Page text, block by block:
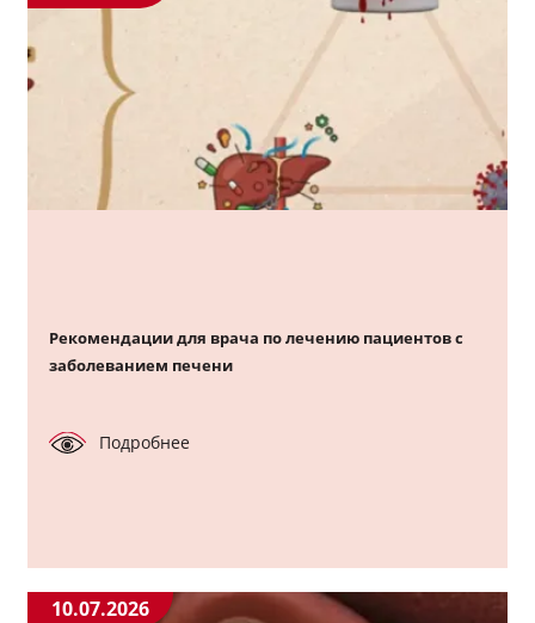
Рекомендации для врача по лечению пациентов с
заболеванием печени
Подробнее
10.07.2026